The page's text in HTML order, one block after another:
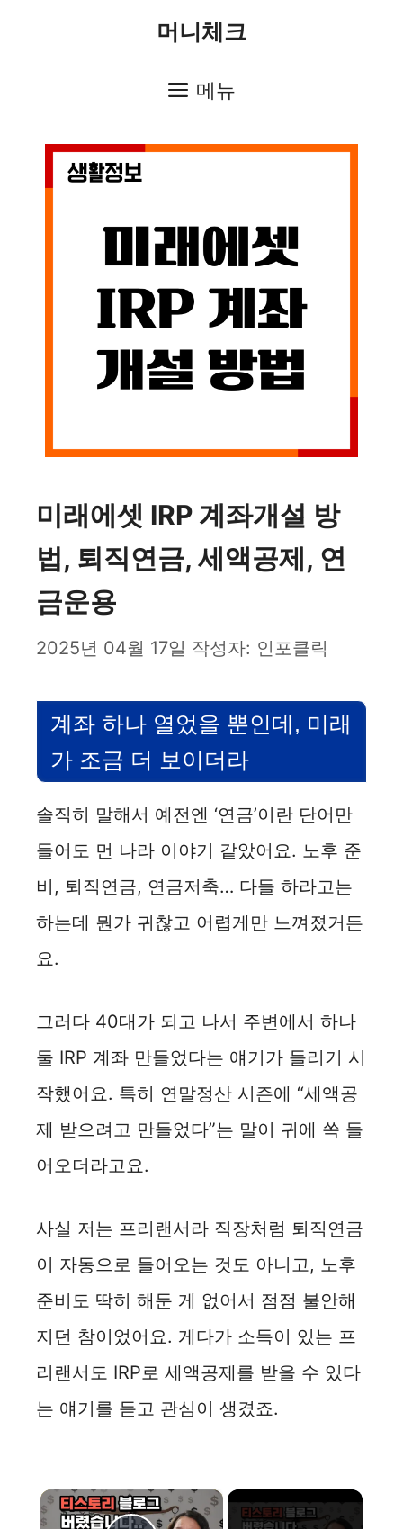
머니체크
메뉴
미래에셋 IRP 계좌개설 방
법, 퇴직연금, 세액공제, 연
금운용
2025년 04월 17일 작성자: 인포클릭
계좌 하나 열었을 뿐인데, 미래
가 조금 더 보이더라
솔직히 말해서 예전엔 ‘연금’이란 단어만
들어도 먼 나라 이야기 같았어요. 노후 준
비, 퇴직연금, 연금저축… 다들 하라고는
하는데 뭔가 귀찮고 어렵게만 느껴졌거든
요.
그러다 40대가 되고 나서 주변에서 하나
둘 IRP 계좌 만들었다는 얘기가 들리기 시
작했어요. 특히 연말정산 시즌에 “세액공
제 받으려고 만들었다”는 말이 귀에 쏙 들
어오더라고요.
사실 저는 프리랜서라 직장처럼 퇴직연금
이 자동으로 들어오는 것도 아니고, 노후
준비도 딱히 해둔 게 없어서 점점 불안해
지던 참이었어요. 게다가 소득이 있는 프
리랜서도 IRP로 세액공제를 받을 수 있다
는 얘기를 듣고 관심이 생겼죠.
×